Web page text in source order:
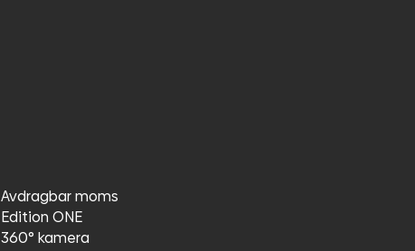
Avdragbar moms
Edition ONE
360° kamera